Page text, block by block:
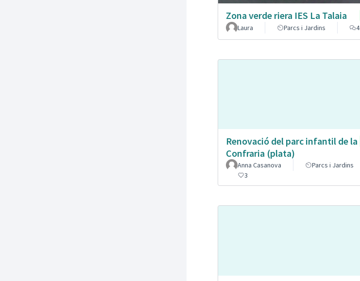
Zona verde riera IES La Talaia
Laura
Parcs i Jardins 4
Renovació del parc infantil de la
Confraria (plata)
Anna Casanova Parcs i Jardins
3